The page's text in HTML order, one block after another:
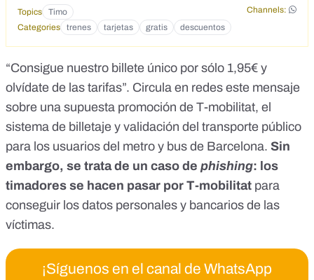
Topics Timo
Channels:
Categories
trenes tarjetas gratis descuentos
“Consigue nuestro billete único por sólo 1,95€ y
olvídate de las tarifas”. Circula en redes este mensaje
sobre una supuesta promoción de T-mobilitat, el
sistema de billetaje y validación del transporte público
para los usuarios del metro y bus de Barcelona. Sin
embargo, se trata de un caso de phishing: los
timadores se hacen pasar por T-mobilitat para
conseguir los datos personales y bancarios de las
víctimas.
¡Síguenos en el canal de WhatsApp